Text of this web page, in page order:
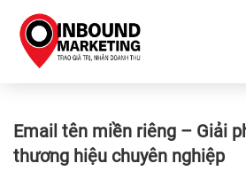
Email tên miền riêng – Giải
thương hiệu chuyên nghiệp